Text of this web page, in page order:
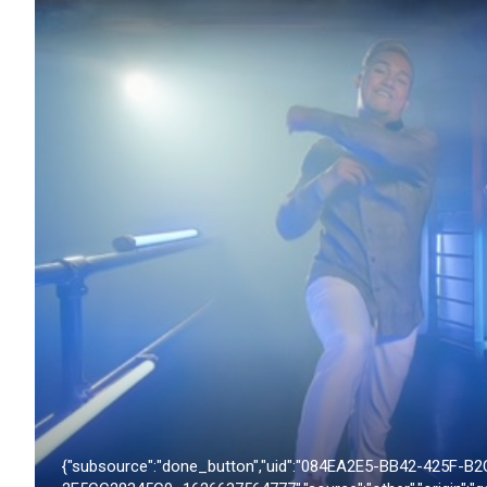
{"subsource":"done_button","uid":"084EA2E5-BB42-425F-